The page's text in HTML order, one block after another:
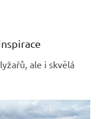
ale i skvělá